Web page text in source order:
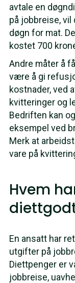
avtale en
på jobbreise,
døgn for mat.
kostet 700
Andre måter å
være å gi
kostnader, ved
kvitteringer og
Bedriften kan
eksempel ved
Merk at
vare på
Hvem
En ansatt har
utgifter på
Diettpenger er
jobbreise,